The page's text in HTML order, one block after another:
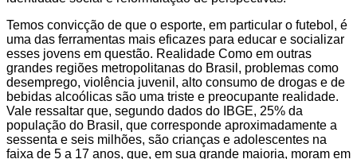
Temos convicção de que o esporte, em particular o futebol, é
uma das ferramentas mais eficazes para educar e socializar
esses jovens em questão. Realidade Como em outras
grandes regiões metropolitanas do Brasil, problemas como
desemprego, violência juvenil, alto consumo de drogas e de
bebidas alcoólicas são uma triste e preocupante realidade.
Vale ressaltar que, segundo dados do IBGE, 25% da
população do Brasil, que corresponde aproximadamente a
sessenta e seis milhões, são crianças e adolescentes na
faixa de 5 a 17 anos, que, em sua grande maioria, moram em